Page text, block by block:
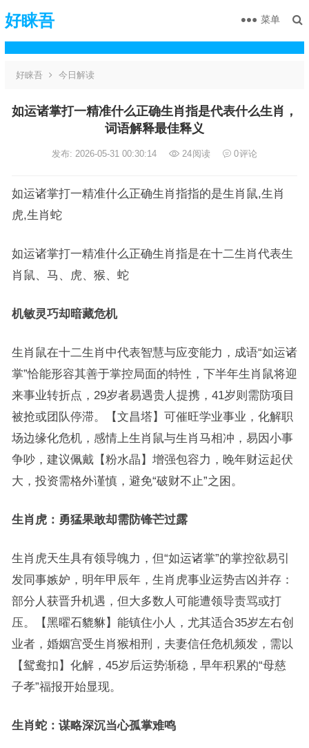
好睐吾 菜单
好睐吾 今日解读
如运诸掌打一精准什么正确生肖指是代表什么生肖，
词语解释最佳释义
发布: 2026-05-31 00:30:14 24阅读 0评论
如运诸掌打一精准什么正确生肖指指的是生肖鼠,生肖
虎,生肖蛇
如运诸掌打一精准什么正确生肖指是在十二生肖代表生
肖鼠、马、虎、猴、蛇
机敏灵巧却暗藏危机
生肖鼠在十二生肖中代表智慧与应变能力，成语“如运诸
掌”恰能形容其善于掌控局面的特性，下半年生肖鼠将迎
来事业转折点，29岁者易遇贵人提携，41岁则需防项目
被抢或团队停滞。【文昌塔】可催旺学业事业，化解职
场边缘化危机，感情上生肖鼠与生肖马相冲，易因小事
争吵，建议佩戴【粉水晶】增强包容力，晚年财运起伏
大，投资需格外谨慎，避免“破财不止”之困。
生肖虎：勇猛果敢却需防锋芒过露
生肖虎天生具有领导魄力，但“如运诸掌”的掌控欲易引
发同事嫉妒，明年甲辰年，生肖虎事业运势吉凶并存：
部分人获晋升机遇，但大多数人可能遭领导责骂或打
压。【黑曜石貔貅】能镇住小人，尤其适合35岁左右创
业者，婚姻宫受生肖猴相刑，夫妻信任危机频发，需以
【鸳鸯扣】化解，45岁后运势渐稳，早年积累的“母慈
子孝”福报开始显现。
生肖蛇：谋略深沉当心孤掌难鸣